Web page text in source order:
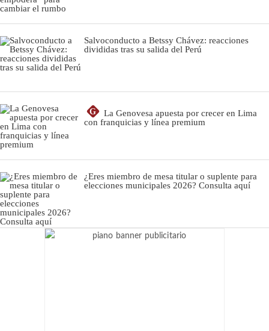
Salvoconducto a Betssy Chávez: reacciones
divididas tras su salida del Perú
G
La Genovesa apuesta por crecer en Lima
con franquicias y línea premium
¿Eres miembro de mesa titular o suplente para
elecciones municipales 2026? Consulta aquí